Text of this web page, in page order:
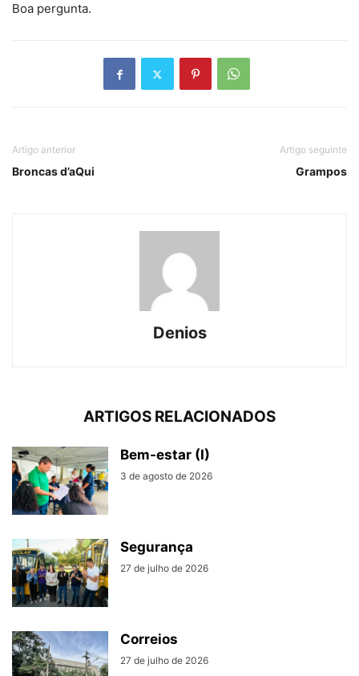
Boa pergunta.
Artigo anterior
Broncas d’aQui
Artigo seguinte
Grampos
Denios
ARTIGOS RELACIONADOS
Bem-estar (I)
3 de agosto de 2026
Segurança
27 de julho de 2026
Correios
27 de julho de 2026